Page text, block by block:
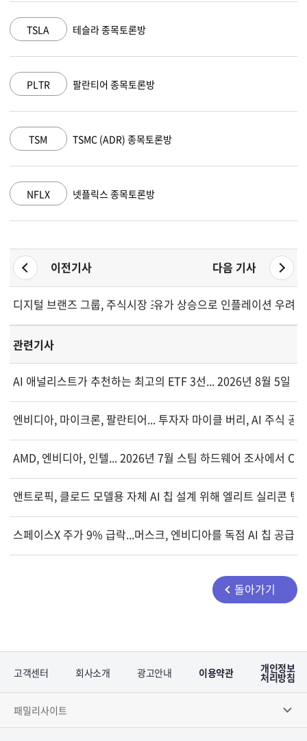
MSFT 마이크로소프트 종목토론방
AAPL 애플 종목토론방
AMZN 아마존 닷컴 종목토론방
GOOGL 알파벳 A 종목토론방
이전기사 다음 기사
디지털 브랜즈 그룹, 주식시장 조작 의혹 겨냥유가 상승으로 인플레이션 우려
관련기사
AI 애널리스트가 추천하는 최고의 ETF 3선... 2026년 8월 5일 기
엔비디아, 마이크론, 팔란티어... 투자자 마이클 버리, AI 주식 공
AMD, 엔비디아, 인텔... 2026년 7월 스팀 하드웨어 조사에서
앤트로픽, 클로드 모델용 자체 AI 칩 설계 위해 엘리트 실리콘 팀
스페이스X 주가 9% 급락...머스크, 엔비디아를 독점 AI 칩 공급
돌아가기
고객센터 회사소개 광고안내 이용약관 개인정보
처리방침
패밀리사이트